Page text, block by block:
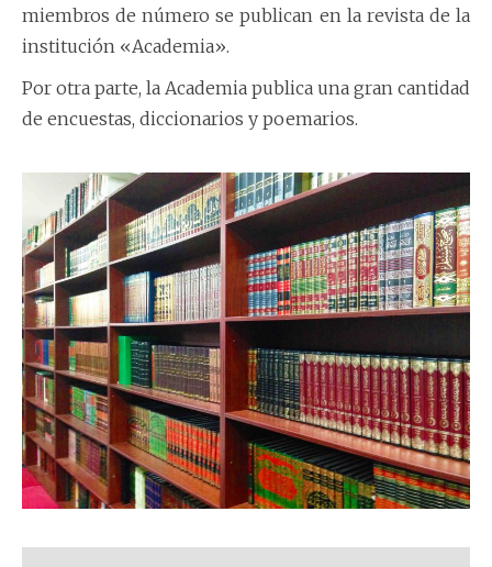
miembros de número se publican en la revista de la
institución «Academia».
Por otra parte, la Academia publica una gran cantidad
de encuestas, diccionarios y poemarios.